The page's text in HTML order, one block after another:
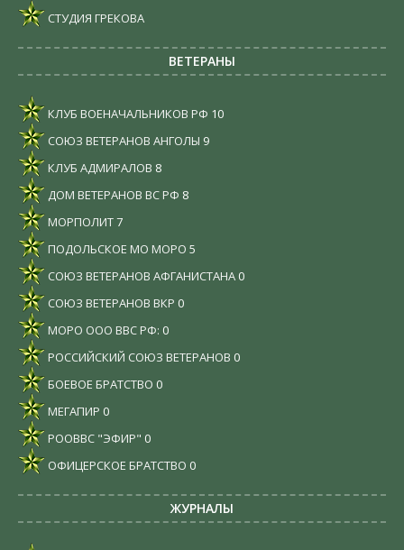
СТУДИЯ ГРЕКОВА
ВЕТЕРАНЫ
КЛУБ ВОЕНАЧАЛЬНИКОВ РФ 10
СОЮЗ ВЕТЕРАНОВ АНГОЛЫ 9
КЛУБ АДМИРАЛОВ 8
ДОМ ВЕТЕРАНОВ ВС РФ 8
МОРПОЛИТ7
ПОДОЛЬСКОЕ МО МОРО 5
СОЮЗ ВЕТЕРАНОВ АФГАНИСТАНА 0
СОЮЗ ВЕТЕРАНОВ ВКР 0
МОРО ООО ВВС РФ: 0
РОССИЙСКИЙ СОЮЗ ВЕТЕРАНОВ 0
БОЕВОЕ БРАТСТВО 0
МЕГАПИР 0
РООВВС "ЭФИР" 0
ОФИЦЕРСКОЕ БРАТСТВО 0
ЖУРНАЛЫ